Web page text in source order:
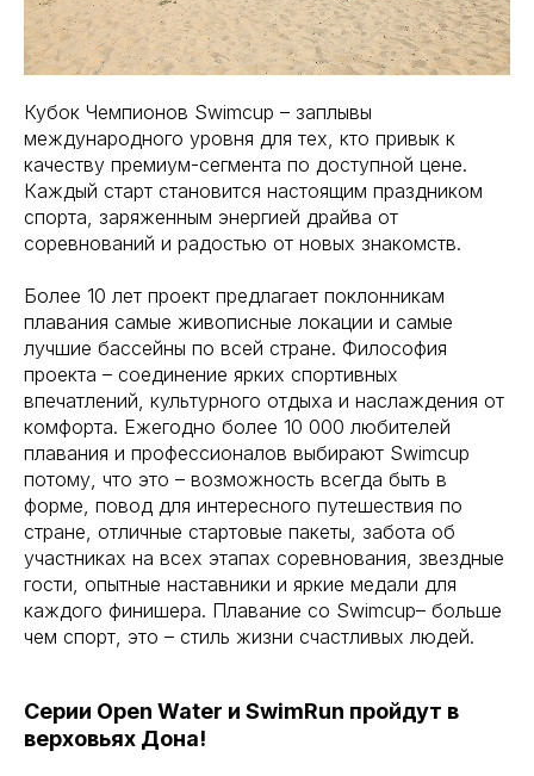
Кубок Чемпионов Swimcup – заплывы
международного уровня для тех, кто привык к
качеству премиум-сегмента по доступной цене.
Каждый старт становится настоящим праздником
спорта, заряженным энергией драйва от
соревнований и радостью от новых знакомств.
Более 10 лет проект предлагает поклонникам
плавания самые живописные локации и самые
лучшие бассейны по всей стране. Философия
проекта – соединение ярких спортивных
впечатлений, культурного отдыха и наслаждения от
комфорта. Ежегодно более 10 000 любителей
плавания и профессионалов выбирают Swimcup
потому, что это – возможность всегда быть в
форме, повод для интересного путешествия по
стране, отличные стартовые пакеты, забота об
участниках на всех этапах соревнования, звездные
гости, опытные наставники и яркие медали для
каждого финишера. Плавание со Swimcup– больше
чем спорт, это – стиль жизни счастливых людей.
Серии Open Water и SwimRun пройдут в
верховьях Дона!